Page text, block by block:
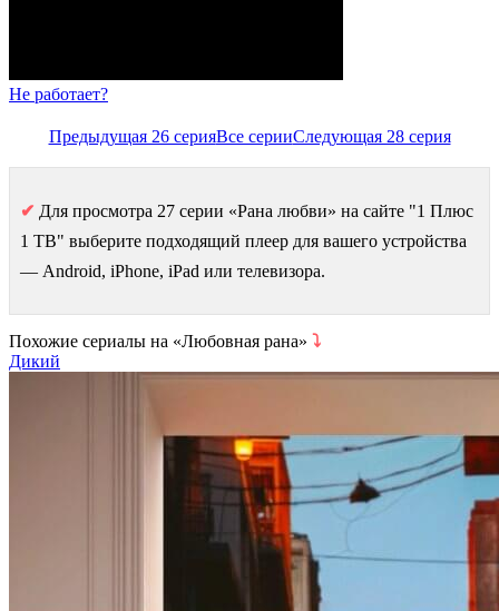
Не работает?
Предыдущая 26 серияВсе серииСледующая 28 серия
✔ Для просмотра 27 серии «Рана любви» на сайте "1 Плюс
1 ТВ" выберите подходящий плеер для вашего устройства
— Android, iPhone, iPad или телевизора.
Похожие сериалы на «Любовная рана» ⤵
Дикий